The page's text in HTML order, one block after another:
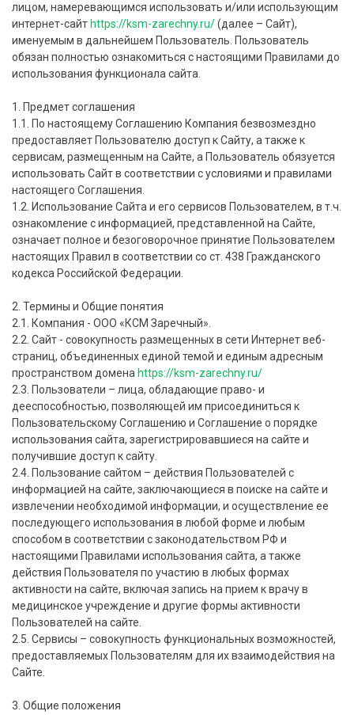
лицом, намеревающимся использовать и/или использующим
интернет-сайт https://ksm-zarechny.ru/(далее – Сайт),
именуемым в дальнейшем Пользователь. Пользователь
обязан полностью ознакомиться с настоящими Правилами до
использования функционала сайта.
1. Предмет соглашения
1.1. По настоящему Соглашению Компания безвозмездно
предоставляет Пользователю доступ к Сайту, а также к
сервисам, размещенным на Сайте, а Пользователь обязуется
использовать Сайт в соответствии с условиями и правилами
настоящего Соглашения.
1.2. Использование Сайта и его сервисов Пользователем, в т.ч.
ознакомление с информацией, представленной на Сайте,
означает полное и безоговорочное принятие Пользователем
настоящих Правил в соответствии со ст. 438 Гражданского
кодекса Российской Федерации.
2. Термины и Общие понятия
2.1. Компания - ООО «КСМ Заречный».
2.2. Сайт - совокупность размещенных в сети Интернет веб-
страниц, объединенных единой темой и единым адресным
пространством домена https://ksm-zarechny.ru/
2.3. Пользователи – лица, обладающие право- и
дееспособностью, позволяющей им присоединиться к
Пользовательскому Соглашению и Соглашение о порядке
использования сайта, зарегистрировавшиеся на сайте и
получившие доступ к сайту.
2.4. Пользование сайтом – действия Пользователей с
информацией на сайте, заключающиеся в поиске на сайте и
извлечении необходимой информации, и осуществление ее
последующего использования в любой форме и любым
способом в соответствии с законодательством РФ и
настоящими Правилами использования сайта, а также
действия Пользователя по участию в любых формах
активности на сайте, включая запись на прием к врачу в
медицинское учреждение и другие формы активности
Пользователей на сайте.
2.5. Сервисы – совокупность функциональных возможностей,
предоставляемых Пользователям для их взаимодействия на
Сайте.
3. Общие положения